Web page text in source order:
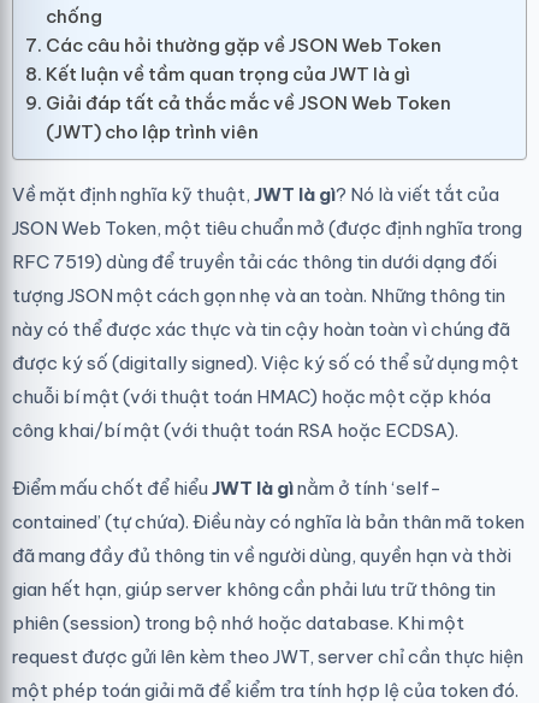
chống
Các câu hỏi thường gặp về JSON Web Token
Kết luận về tầm quan trọng của JWT là gì
Giải đáp tất cả thắc mắc về JSON Web Token
(JWT) cho lập trình viên
Về mặt định nghĩa kỹ thuật, JWT là gì? Nó là viết tắt của
JSON Web Token, một tiêu chuẩn mở (được định nghĩa trong
RFC 7519) dùng để truyền tải các thông tin dưới dạng đối
tượng JSON một cách gọn nhẹ và an toàn. Những thông tin
này có thể được xác thực và tin cậy hoàn toàn vì chúng đã
được ký số (digitally signed). Việc ký số có thể sử dụng một
chuỗi bí mật (với thuật toán HMAC) hoặc một cặp khóa
công khai/bí mật (với thuật toán RSA hoặc ECDSA).
Điểm mấu chốt để hiểu JWT là gìnằm ở tính ‘self-
contained’ (tự chứa). Điều này có nghĩa là bản thân mã token
đã mang đầy đủ thông tin về người dùng, quyền hạn và thời
gian hết hạn, giúp server không cần phải lưu trữ thông tin
phiên (session) trong bộ nhớ hoặc database. Khi một
request được gửi lên kèm theo JWT, server chỉ cần thực hiện
một phép toán giải mã để kiểm tra tính hợp lệ của token đó.